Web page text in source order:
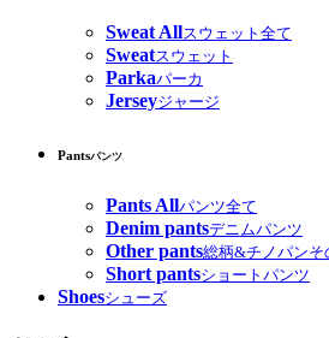
Sweat Allスウェット全て
Sweatスウェット
Parkaパーカ
Jerseyジャージ
Pantsパンツ
Pants Allパンツ全て
Denim pantsデニムパンツ
Other pants総柄&チノパンそ
Short pantsショートパンツ
Shoesシューズ